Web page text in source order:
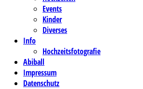
Events
Kinder
Diverses
Info
Hochzeitsfotografie
Abiball
Impressum
Datenschutz